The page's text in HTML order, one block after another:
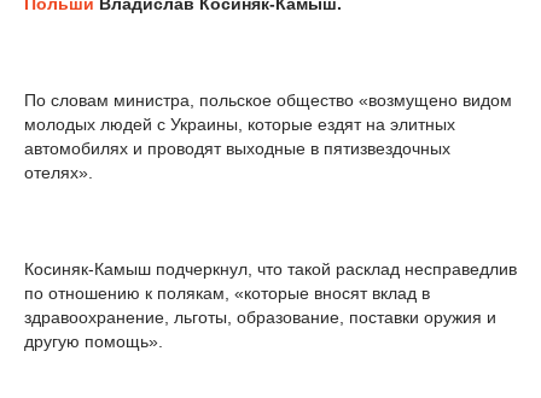
По словам министра, польское общество «возмущено видом
молодых людей с Украины, которые ездят на элитных
автомобилях и проводят выходные в пятизвездочных
отелях».
Косиняк-Камыш подчеркнул, что такой расклад несправедлив
по отношению к полякам, «которые вносят вклад в
здравоохранение, льготы, образование, поставки оружия и
другую помощь».